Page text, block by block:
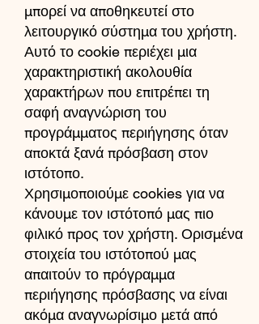
μπορεί να αποθηκευτεί στο
λειτουργικό σύστημα του χρήστη.
Αυτό το cookie περιέχει μια
χαρακτηριστική ακολουθία
χαρακτήρων που επιτρέπει τη
σαφή αναγνώριση του
προγράμματος περιήγησης όταν
αποκτά ξανά πρόσβαση στον
ιστότοπο.
Χρησιμοποιούμε cookies για να
κάνουμε τον ιστότοπό μας πιο
φιλικό προς τον χρήστη. Ορισμένα
στοιχεία του ιστότοπού μας
απαιτούν το πρόγραμμα
περιήγησης πρόσβασης να είναι
ακόμα αναγνωρίσιμο μετά από